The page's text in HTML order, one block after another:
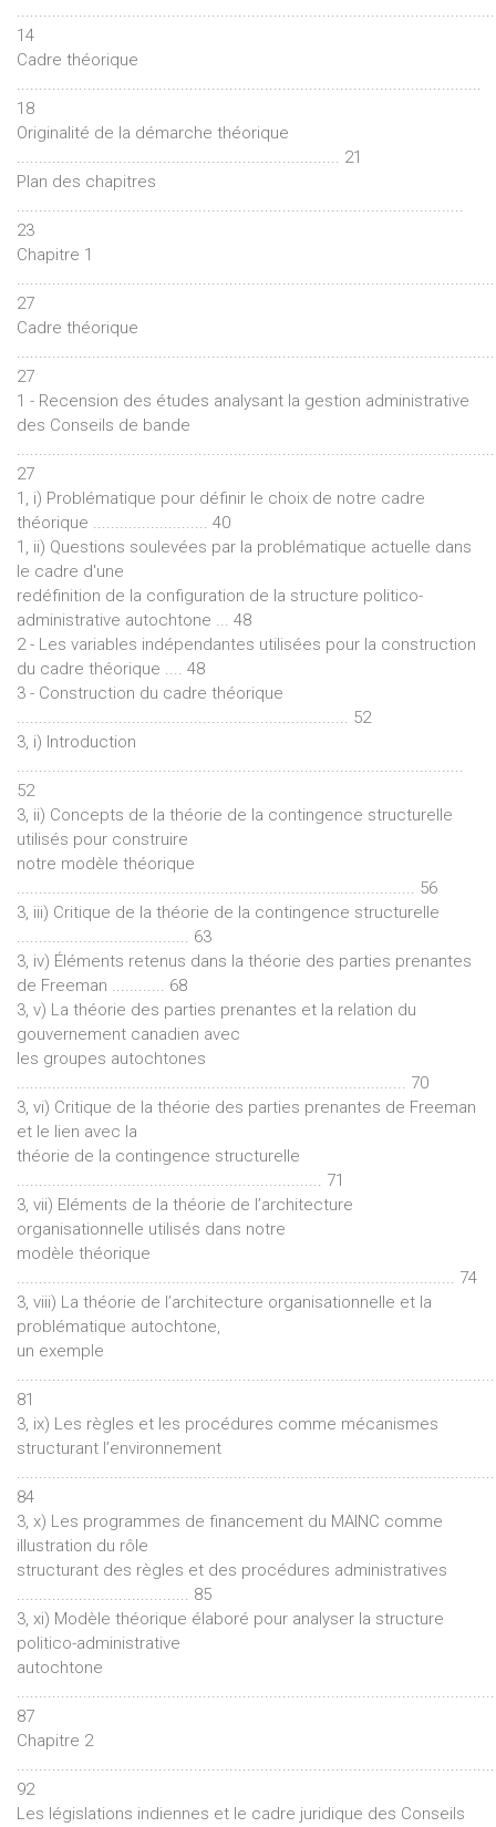
14
Cadre théorique
.........................................................................................................
18
Originalité de la démarche théorique
......................................................................... 21
Plan des chapitres
.....................................................................................................
23
Chapitre 1
27
Cadre théorique
............................................................................................................
27
1 - Recension des études analysant la gestion administrative
des Conseils de bande
27
1, i) Problématique pour définir le choix de notre cadre
théorique .......................... 40
1, ii) Questions soulevées par la problématique actuelle dans
le cadre d'une
redéfinition de la configuration de la structure politico-
administrative autochtone ... 48
2 - Les variables indépendantes utilisées pour la construction
du cadre théorique .... 48
3 - Construction du cadre théorique
........................................................................... 52
3, i) Introduction
.....................................................................................................
52
3, ii) Concepts de la théorie de la contingence structurelle
utilisés pour construire
notre modèle théorique
.......................................................................................... 56
3, iii) Critique de la théorie de la contingence structurelle
....................................... 63
3, iv) Éléments retenus dans la théorie des parties prenantes
de Freeman ............ 68
3, v) La théorie des parties prenantes et la relation du
gouvernement canadien avec
les groupes autochtones
........................................................................................ 70
3, vi) Critique de la théorie des parties prenantes de Freeman
et le lien avec la
théorie de la contingence structurelle
..................................................................... 71
3, vii) Eléments de la théorie de l’architecture
organisationnelle utilisés dans notre
modèle théorique
................................................................................................... 74
3, viii) La théorie de l’architecture organisationnelle et la
problématique autochtone,
un exemple
............................................................................................................
81
3, ix) Les règles et les procédures comme mécanismes
structurant l’environnement
84
3, x) Les programmes de financement du MAINC comme
illustration du rôle
structurant des règles et des procédures administratives
....................................... 85
3, xi) Modèle théorique élaboré pour analyser la structure
politico-administrative
autochtone
87
Chapitre 2
92
Les législations indiennes et le cadre juridique des Conseils